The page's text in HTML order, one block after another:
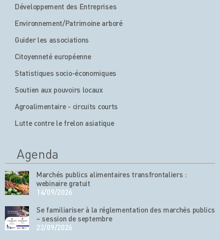
Développement des Entreprises
Environnement/Patrimoine arboré
Guider les associations
Citoyenneté européenne
Statistiques socio-économiques
Soutien aux pouvoirs locaux
Agroalimentaire - circuits courts
Lutte contre le frelon asiatique
Agenda
Marchés publics alimentaires transfrontaliers :
webinaire gratuit
14/09/2026
Se familiariser à la réglementation des marchés publics
– session de septembre
22/09/2026